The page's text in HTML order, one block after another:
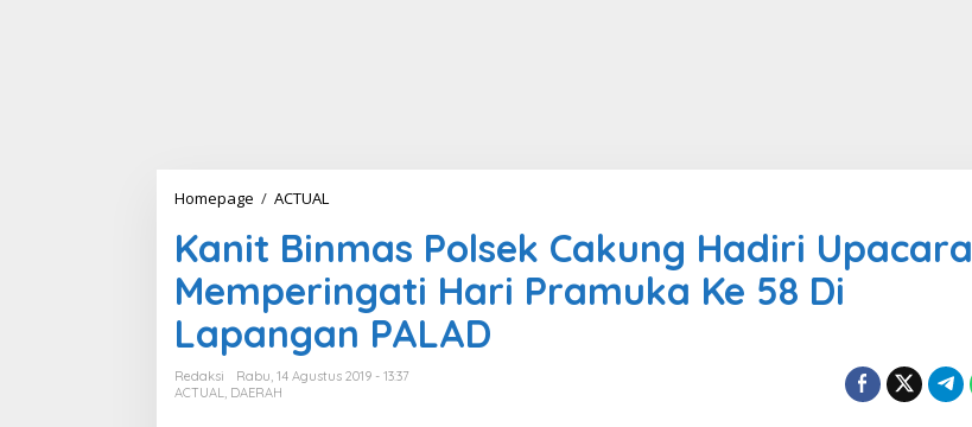
Homepage / ACTUAL
n
i
t
B
i
n
m
Kanit Binmas Polsek Cakung Hadiri Upacara
Memperingati Hari Pramuka Ke 58 Di
Lapangan PALAD
Redaksi
Rabu, 14 Agustus 2019 - 13:37
ACTUAL, DAERAH